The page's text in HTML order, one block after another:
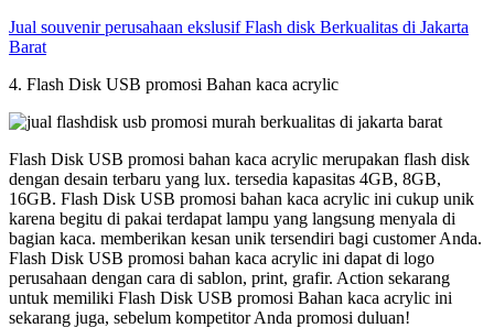
Jual souvenir perusahaan ekslusif Flash disk Berkualitas di Jakarta
Barat
4. Flash Disk USB promosi Bahan kaca acrylic
Flash Disk USB promosi bahan kaca acrylic merupakan flash disk
dengan desain terbaru yang lux. tersedia kapasitas 4GB, 8GB,
16GB. Flash Disk USB promosi bahan kaca acrylic ini cukup unik
karena begitu di pakai terdapat lampu yang langsung menyala di
bagian kaca. memberikan kesan unik tersendiri bagi customer Anda.
Flash Disk USB promosi bahan kaca acrylic ini dapat di logo
perusahaan dengan cara di sablon, print, grafir. Action sekarang
untuk memiliki Flash Disk USB promosi Bahan kaca acrylic ini
sekarang juga, sebelum kompetitor Anda promosi duluan!